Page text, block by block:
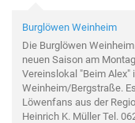
Burglöwen Weinheim
Die Burglöwen
neuen Saison am
Vereinslokal "Beim Alex"
Weinheim/Bergstraße.
Löwenfans aus der
Heinrich K. Müller Tel.